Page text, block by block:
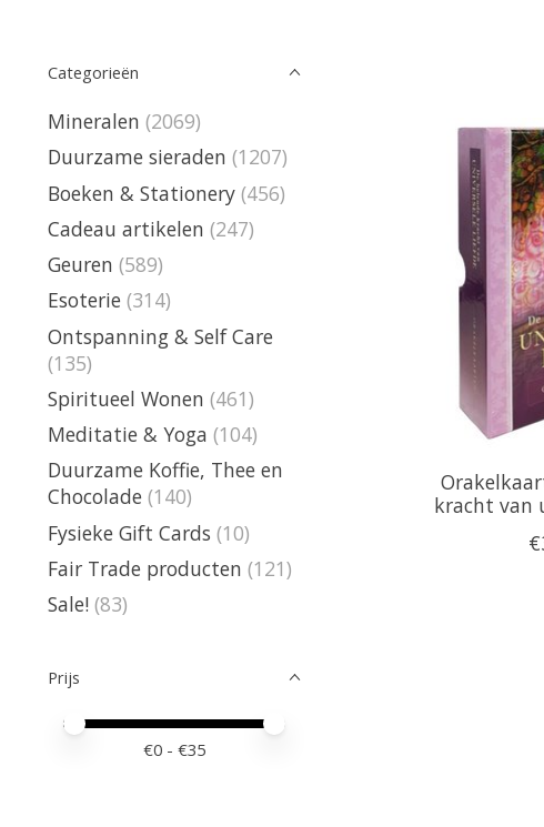
Categorieën
Mineralen (2069)
Duurzame sieraden (1207)
Boeken & Stationery (456)
Cadeau artikelen (247)
Geuren (589)
Esoterie (314)
Ontspanning & Self Care
(135)
Spiritueel Wonen (461)
Meditatie & Yoga (104)
Duurzame Koffie, Thee en
Chocolade (140)
Fysieke Gift Cards (10)
Fair Trade producten (121)
Sale! (83)
Prijs
Minimale prijswaarde
Price maximum value
€0 - €35
kracht van